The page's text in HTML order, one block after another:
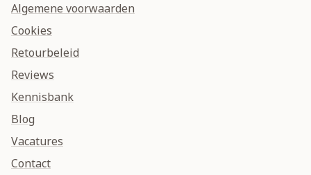
Algemene voorwaarden
Cookies
Retourbeleid
Reviews
Kennisbank
Blog
Vacatures
Contact